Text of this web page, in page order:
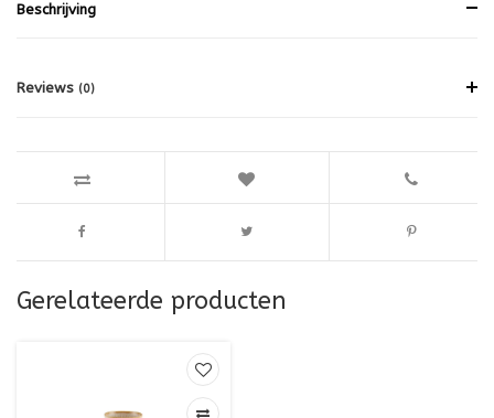
Beschrijving
Reviews (0)
Gerelateerde producten